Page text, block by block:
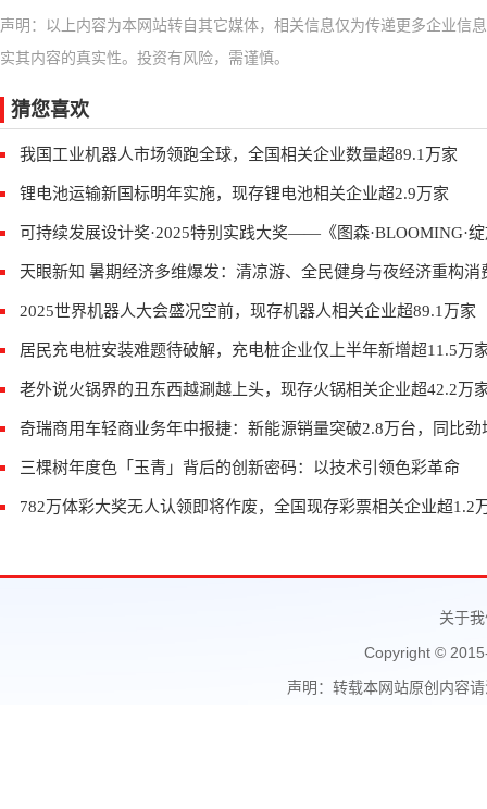
声明：以上内容为本网站转自其它媒体，相关信息仅为传递更多企业信
实其内容的真实性。投资有风险，需谨慎。
猜您喜欢
我国工业机器人市场领跑全球，全国相关企业数量超89.1万家
锂电池运输新国标明年实施，现存锂电池相关企业超2.9万家
可持续发展设计奖·2025特别实践大奖——《图森·BLOOMING·
天眼新知 暑期经济多维爆发：清凉游、全民健身与夜经济重构消
2025世界机器人大会盛况空前，现存机器人相关企业超89.1万家
居民充电桩安装难题待破解，充电桩企业仅上半年新增超11.5万
老外说火锅界的丑东西越涮越上头，现存火锅相关企业超42.2万
奇瑞商用车轻商业务年中报捷：新能源销量突破2.8万台，同比劲
三棵树年度色「玉青」背后的创新密码：以技术引领色彩革命
782万体彩大奖无人认领即将作废，全国现存彩票相关企业超1.2
关于
Copyright ©
声明：转载本网站原创内容